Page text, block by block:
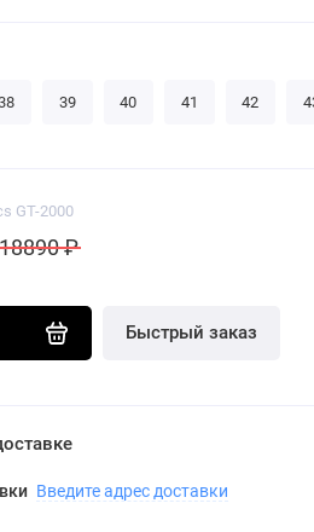
GT-2000
₽
Быстрый заказ
39 40 41 42
Введите адрес доставки